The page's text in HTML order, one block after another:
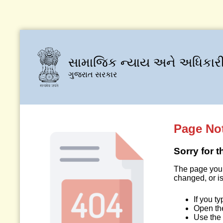
સામાજિક ન્યાય અને
ગુજરાત સરકાર
Page
Sorry for
The page
changed, or
If you
Open
Use